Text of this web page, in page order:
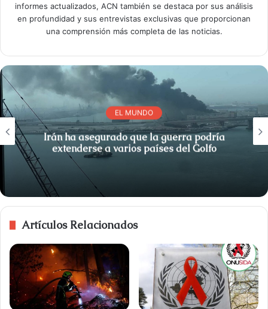
informes actualizados, ACN también se destaca por sus análisis
en profundidad y sus entrevistas exclusivas que proporcionan
una comprensión más completa de las noticias.
EL MUNDO
Irán ha asegurado que la guerra podría
extenderse a varios países del Golfo
Artículos Relacionados